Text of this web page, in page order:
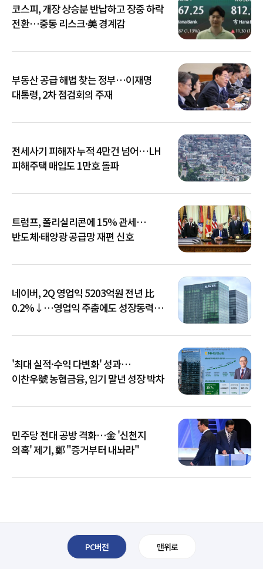
코스피, 개장 상승분 반납하고 장중 하락
전환…중동 리스크·美 경계감
부동산 공급 해법 찾는 정부…이재명
대통령, 2차 점검회의 주재
전세사기 피해자 누적 4만건 넘어…LH
피해주택 매입도 1만호 돌파
트럼프, 폴리실리콘에 15% 관세…
반도체·태양광 공급망 재편 신호
네이버, 2Q 영업익 5203억원 전년 比
0.2%↓…영업익 주춤에도 성장동력
'최대 실적·수익 다변화' 성과…
이찬우號 농협금융, 임기 말년 성장 박차
민주당 전대 공방 격화…金 '신천지
의혹' 제기, 鄭 "증거부터 내놔라"
PC버전 맨위로